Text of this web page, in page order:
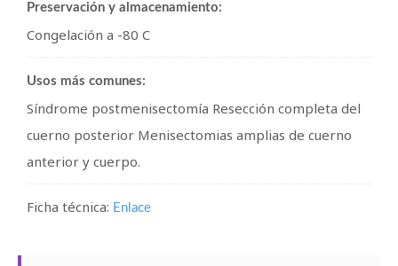
Preservación y almacenamiento:
Congelación a -80 C
Usos más comunes:
Síndrome postmenisectomía Resección completa del
cuerno posterior Menisectomias amplias de cuerno
anterior y cuerpo.
Ficha técnica: Enlace